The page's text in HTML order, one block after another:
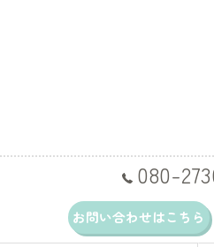
080-
お問い合わせはこちら